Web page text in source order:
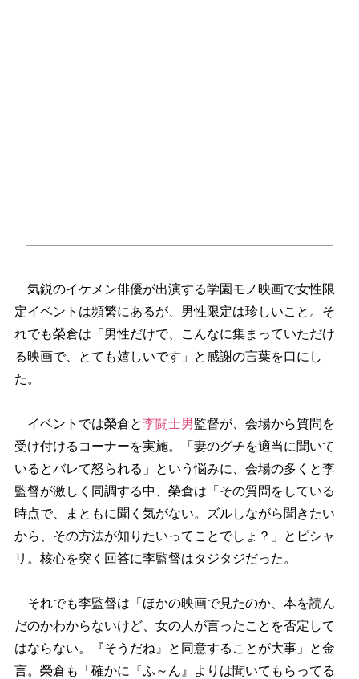
気鋭のイケメン俳優が出演する学園モノ映画で女性限
定イベントは頻繁にあるが、男性限定は珍しいこと。そ
れでも榮倉は「男性だけで、こんなに集まっていただけ
る映画で、とても嬉しいです」と感謝の言葉を口にし
た。
イベントでは榮倉と李闘士男監督が、会場から質問を
受け付けるコーナーを実施。「妻のグチを適当に聞いて
いるとバレて怒られる」という悩みに、会場の多くと李
監督が激しく同調する中、榮倉は「その質問をしている
時点で、まともに聞く気がない。ズルしながら聞きたい
から、その方法が知りたいってことでしょ？」とピシャ
リ。核心を突く回答に李監督はタジタジだった。
それでも李監督は「ほかの映画で見たのか、本を読ん
だのかわからないけど、女の人が言ったことを否定して
はならない。『そうだね』と同意することが大事」と金
言。榮倉も「確かに『ふ～ん』よりは聞いてもらってる